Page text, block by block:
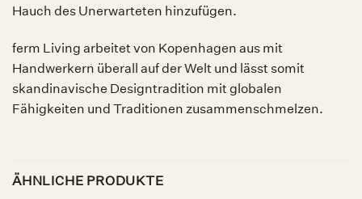
Hauch des Unerwarteten hinzufügen.
ferm Living arbeitet von Kopenhagen aus mit
Handwerkern überall auf der Welt und lässt somit
skandinavische Designtradition mit globalen
Fähigkeiten und Traditionen zusammenschmelzen.
ÄHNLICHE PRODUKTE